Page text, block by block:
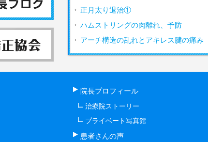
正月太り退治①
ハムストリングの肉離れ、予防
アーチ構造の乱れとアキレス腱の痛み
院長プロフィール
治療院ストーリー
プライベート写真館
患者さんの声